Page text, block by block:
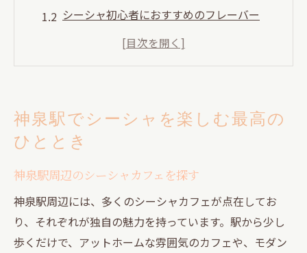
シーシャ初心者におすすめのフレーバー
リラックスできるシーシャの楽しみ方
神泉駅のシーシャ体験を最大限に楽しむ方
法
シーシャの魅力を発見神泉駅周辺の隠れ家
神泉駅近くの隠れ家シーシャスポット
知っておきたいシーシャの歴史と文化
シーシャのフレーバーの選び方ガイド
神泉駅でしか味わえない特別なシーシャ
神泉駅でシーシャを楽しむ最高の
ひととき
神泉駅周辺のシーシャカフェを探す
神泉駅周辺には、多くのシーシャカフェが点在してお
り、それぞれが独自の魅力を持っています。駅から少し
歩くだけで、アットホームな雰囲気のカフェや、モダン